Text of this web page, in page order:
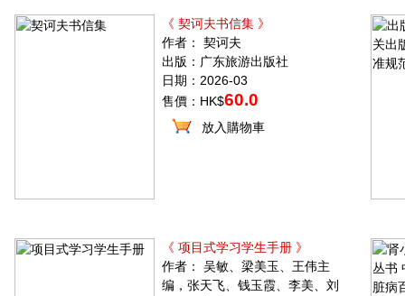
《 契诃夫书信集 》
作者： 契诃夫
出版：广东旅游出版社
日期：2026-03
售價：HK$60.0
放入購物車
《 项目式学习学生手册 》
作者： 吴敏、梁美玉、王伟主
编，张天飞、钱玉霞、李美、刘